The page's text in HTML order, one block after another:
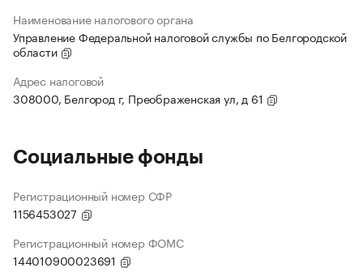
Наименование налогового органа
Управление Федеральной налоговой службы по Белгородской
области
Адрес налоговой
308000, Белгород г, Преображенская ул, д 61
Социальные фонды
Регистрационный номер СФР
1156453027
Регистрационный номер ФОМС
144010900023691